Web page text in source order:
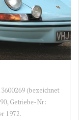
(bezeichnet
Getriebe-Nr:
1972.